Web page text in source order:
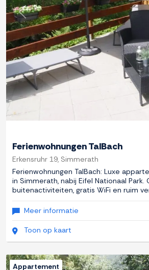
Previous
Ferienwohnungen TalBach
Erkensruhr 19, Simmerath
Ferienwohnungen TalBach: Luxe
in Simmerath, nabij Eifel Nationaal Park.
buitenactiviteiten, gratis WiFi en ruim
Meer informatie
Toon op kaart
Appartement